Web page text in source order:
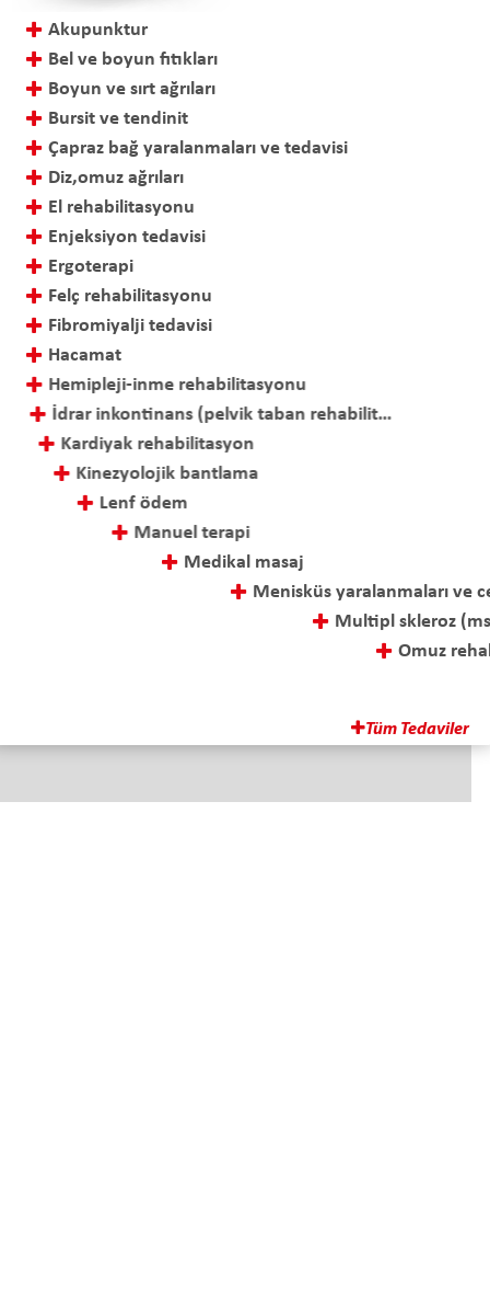
Akupunktur
Bel ve boyun fıtıkları
Boyun ve sırt ağrıları
Bursit ve tendinit
Çapraz bağ yaralanmaları ve tedavisi
Diz,omuz ağrıları
El rehabilitasyonu
Enjeksiyon tedavisi
Ergoterapi
Felç rehabilitasyonu
Fibromiyalji tedavisi
Hacamat
Hemipleji-inme rehabilitasyonu
İdrar inkontinans (pelvik taban rehabilitasyonu)
Kardiyak rehabilitasyon
Kinezyolojik bantlama
Lenf ödem
Manuel terapi
Medikal masaj
Menisküs yaralanmaları ve cerrahi sonrası tedavi
Tüm Tedaviler